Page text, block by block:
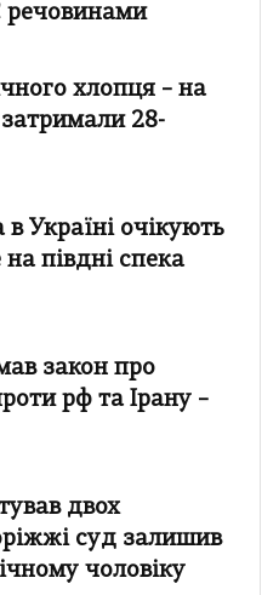
речовинами
хлопця – на
28-
Україні очікують
півдні спека
закон про
рф та Ірану –
двох
суд залишив
чоловіку